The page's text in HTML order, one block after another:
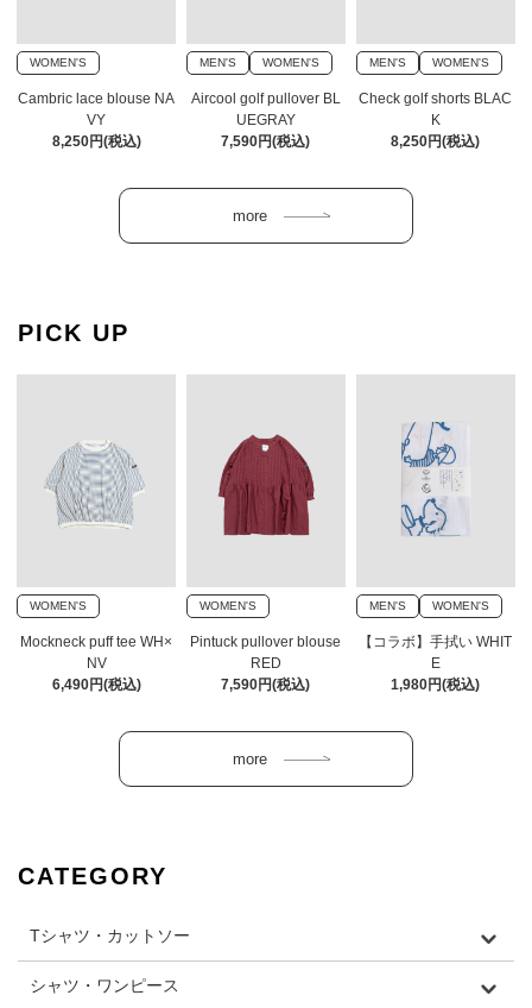
WOMEN'S
Cambric lace blouse NA
VY
8,250円(税込)
MEN'S WOMEN'S
Aircool golf pullover BL
UEGRAY
7,590円(税込)
MEN'S WOMEN'S
Check golf shorts BLAC
K
8,250円(税込)
PICK UP
WOMEN'S
Mockneck puff tee WH×
NV
6,490円(税込)
WOMEN'S
Pintuck pullover blouse
RED
7,590円(税込)
MEN'S WOMEN'S
【コラボ】手拭い WHIT
E
1,980円(税込)
CATEGORY
Tシャツ・カットソー
シャツ・ワンピース